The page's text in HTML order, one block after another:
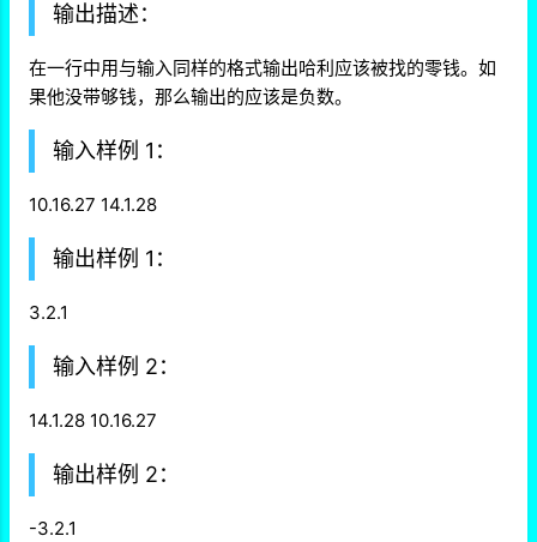
输出描述：
在一行中用与输入同样的格式输出哈利应该被找的零钱。如
果他没带够钱，那么输出的应该是负数。
输入样例 1：
10.16.27 14.1.28
输出样例 1：
3.2.1
输入样例 2：
14.1.28 10.16.27
输出样例 2：
-3.2.1